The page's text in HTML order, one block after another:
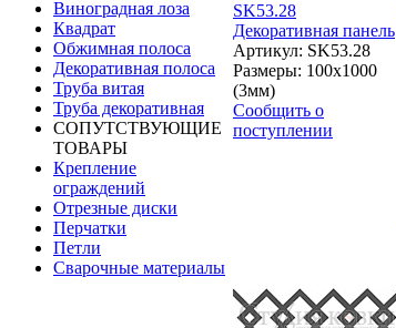
Виноградная лоза
Квадрат
Обжимная полоса
Декоративная полоса
Труба витая
Труба декоративная
СОПУТСТВУЮЩИЕ
ТОВАРЫ
Крепление
ограждений
Отрезные диски
Перчатки
Петли
Сварочные материалы
SK53.28
Декоративная панель
Артикул: SK53.28
Размеры: 100x1000
(3мм)
Сообщить о
поступлении